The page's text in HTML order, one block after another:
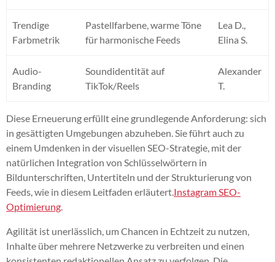
Trendige
Farbmetrik
Pastellfarbene, warme Töne
für harmonische Feeds
Lea D.,
Elina S.
Audio-
Branding
Soundidentität auf
TikTok/Reels
Alexander
T.
Diese Erneuerung erfüllt eine grundlegende Anforderung: sich
in gesättigten Umgebungen abzuheben. Sie führt auch zu
einem Umdenken in der visuellen SEO-Strategie, mit der
natürlichen Integration von Schlüsselwörtern in
Bildunterschriften, Untertiteln und der Strukturierung von
Feeds, wie in diesem Leitfaden erläutert. Instagram SEO-
Optimierung
Agilität ist unerlässlich, um Chancen in Echtzeit zu nutzen,
Inhalte über mehrere Netzwerke zu verbreiten und einen